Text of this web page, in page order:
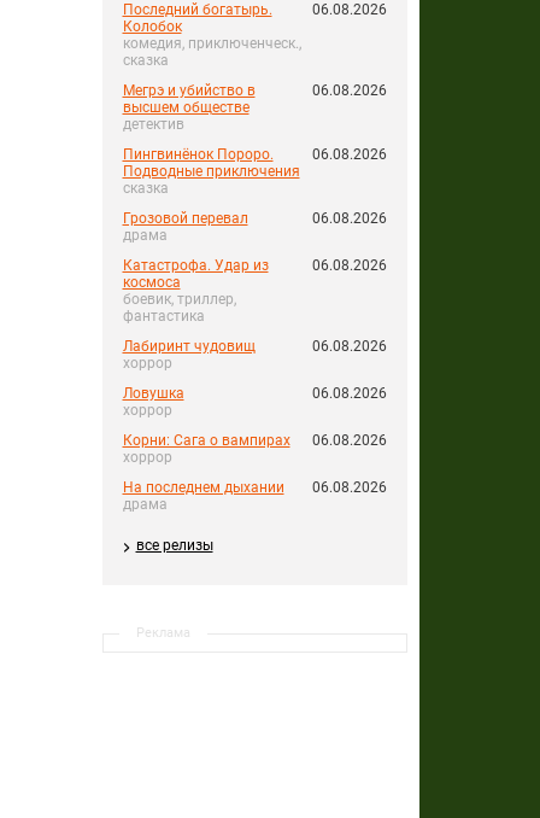
Последний богатырь.
Колобок
комедия, приключенческ.,
сказка
06.08.2026
Мегрэ и убийство в
высшем обществе
детектив
06.08.2026
Пингвинёнок Пороро.
Подводные приключения
сказка
06.08.2026
Грозовой перевал
драма
06.08.2026
Катастрофа. Удар из
космоса
боевик, триллер,
фантастика
06.08.2026
Лабиринт чудовищ
хоррор
06.08.2026
Ловушка
хоррор
06.08.2026
Корни: Сага о вампирах
хоррор
06.08.2026
На последнем дыхании
драма
06.08.2026
все релизы
Реклама